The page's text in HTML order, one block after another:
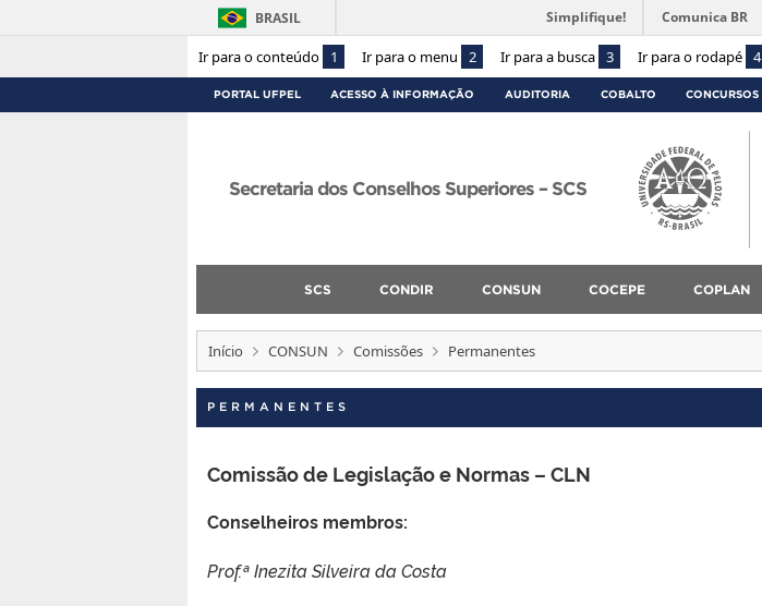
Ir para o conteúdo 1 Ir para o menu 2 Ir para a busca 3 Ir para o rodapé 4
BRASIL Simplifique! Comunica BR
PORTAL UFPEL ACESSO À INFORMAÇÃO AUDITORIA COBALTO CONCURSOS
Secretaria dos Conselhos Superiores – SCS
SCS CONDIR CONSUN COCEPE COPLAN
Início CONSUN Comissões Permanentes
PERMANENTES
Comissão de Legislação e Normas – CLN
Conselheiros membros:
Prof.ª Inezita Silveira da Costa